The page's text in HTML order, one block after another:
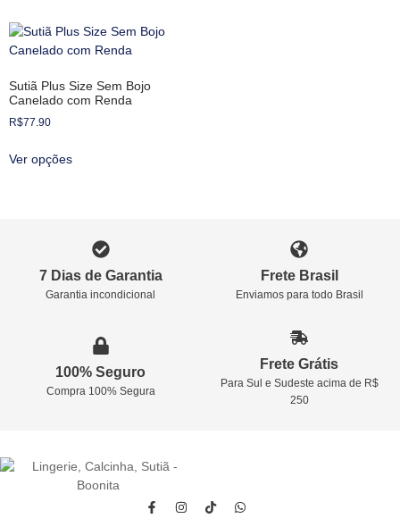
Sutiã Plus Size Sem Bojo
Canelado com Renda
R$77.90
Ver opções
7 Dias de Garantia
Garantia incondicional
Frete Brasil
Enviamos para todo Brasil
100% Seguro
Compra 100% Segura
Frete Grátis
Para Sul e Sudeste acima de R$
250